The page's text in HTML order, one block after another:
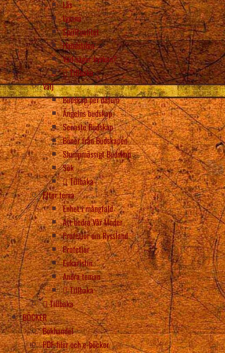
Läs
Lyssna
Spiritualitet
Handstilen
Vad säger kyrkan?
Tillbaka
Välj
Budskap per datum
Ängelns budskap
Senaste Budskap
Böner från Budskapen
Slumpmässigt Budskap
Sök
Tillbaka
Efter tema
Enhet i mångfald
Att hedra Vår Moder
Profetior om Ryssland
Profetior
Eukaristin
Andra teman
Tillbaka
Tillbaka
BÖCKER
Bokhandel
PDF-filer och e-böcker